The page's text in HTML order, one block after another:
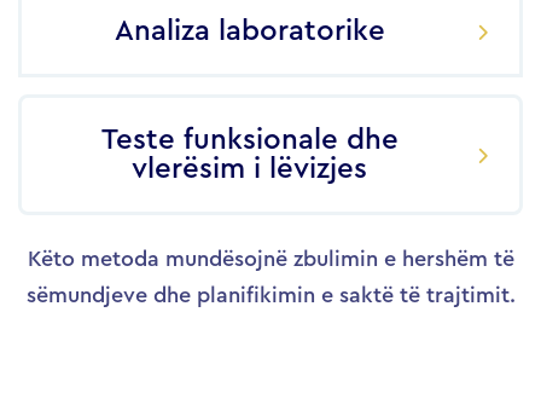
Analiza laboratorike
Teste funksionale dhe
vlerësim i lëvizjes
Këto metoda mundësojnë zbulimin e hershëm të
sëmundjeve dhe planifikimin e saktë të trajtimit.